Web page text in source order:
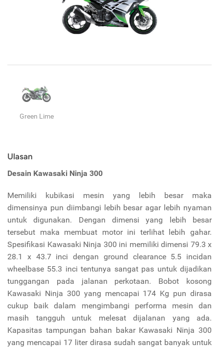
Green Lime
Ulasan
Desain Kawasaki Ninja 300
Memiliki kubikasi mesin yang lebih besar maka
dimensinya pun diimbangi lebih besar agar lebih nyaman
untuk digunakan. Dengan dimensi yang lebih besar
tersebut maka membuat motor ini terlihat lebih gahar.
Spesifikasi Kawasaki Ninja 300 ini memiliki dimensi 79.3 x
28.1 x 43.7 inci dengan ground clearance 5.5 incidan
wheelbase 55.3 inci tentunya sangat pas untuk dijadikan
tunggangan pada jalanan perkotaan. Bobot kosong
Kawasaki Ninja 300 yang mencapai 174 Kg pun dirasa
cukup baik dalam mengimbangi performa mesin dan
masih tangguh untuk melesat dijalanan yang ada.
Kapasitas tampungan bahan bakar Kawasaki Ninja 300
yang mencapai 17 liter dirasa sudah sangat banyak untuk